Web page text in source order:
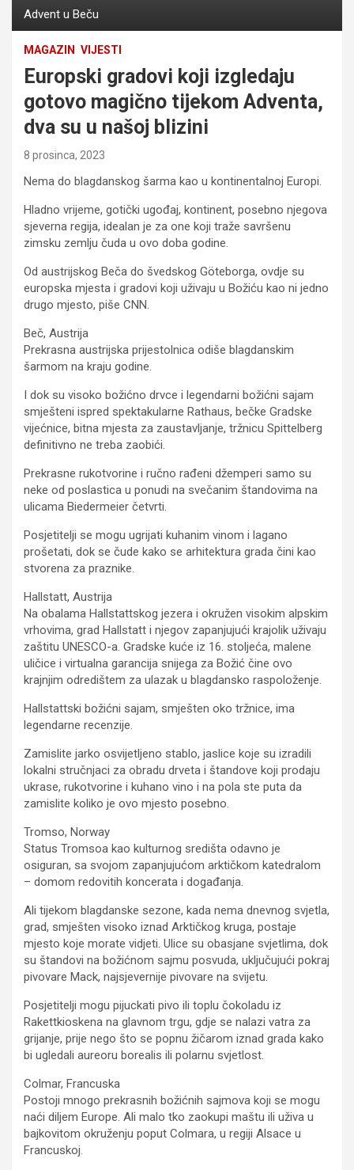
Advent u Beču
MAGAZIN VIJESTI
Europski gradovi koji izgledaju
gotovo magično tijekom Adventa,
dva su u našoj blizini
8 prosinca, 2023
Nema do blagdanskog šarma kao u kontinentalnoj Europi.
Hladno vrijeme, gotički ugođaj, kontinent, posebno njegova
sjeverna regija, idealan je za one koji traže savršenu
zimsku zemlju čuda u ovo doba godine.
Od austrijskog Beča do švedskog Göteborga, ovdje su
europska mjesta i gradovi koji uživaju u Božiću kao ni jedno
drugo mjesto, piše CNN.
Beč, Austrija
Prekrasna austrijska prijestolnica odiše blagdanskim
šarmom na kraju godine.
I dok su visoko božićno drvce i legendarni božićni sajam
smješteni ispred spektakularne Rathaus, bečke Gradske
vijećnice, bitna mjesta za zaustavljanje, tržnicu Spittelberg
definitivno ne treba zaobići.
Prekrasne rukotvorine i ručno rađeni džemperi samo su
neke od poslastica u ponudi na svečanim štandovima na
ulicama Biedermeier četvrti.
Posjetitelji se mogu ugrijati kuhanim vinom i lagano
prošetati, dok se čude kako se arhitektura grada čini kao
stvorena za praznike.
Hallstatt, Austrija
Na obalama Hallstattskog jezera i okružen visokim alpskim
vrhovima, grad Hallstatt i njegov zapanjujući krajolik uživaju
zaštitu UNESCO-a. Gradske kuće iz 16. stoljeća, malene
uličice i virtualna garancija snijega za Božić čine ovo
krajnjim odredištem za ulazak u blagdansko raspoloženje.
Hallstattski božićni sajam, smješten oko tržnice, ima
legendarne recenzije.
Zamislite jarko osvijetljeno stablo, jaslice koje su izradili
lokalni stručnjaci za obradu drveta i štandove koji prodaju
ukrase, rukotvorine i kuhano vino i na pola ste puta da
zamislite koliko je ovo mjesto posebno.
Tromso, Norway
Status Tromsoa kao kulturnog središta odavno je
osiguran, sa svojom zapanjujućom arktičkom katedralom
– domom redovitih koncerata i događanja.
Ali tijekom blagdanske sezone, kada nema dnevnog svjetla,
grad, smješten visoko iznad Arktičkog kruga, postaje
mjesto koje morate vidjeti. Ulice su obasjane svjetlima, dok
su štandovi na božićnom sajmu posvuda, uključujući pokraj
pivovare Mack, najsjevernije pivovare na svijetu.
Posjetitelji mogu pijuckati pivo ili toplu čokoladu iz
Rakettkioskena na glavnom trgu, gdje se nalazi vatra za
grijanje, prije nego što se popnu žičarom iznad grada kako
bi ugledali aureoru borealis ili polarnu svjetlost.
Colmar, Francuska
Postoji mnogo prekrasnih božićnih sajmova koji se mogu
naći diljem Europe. Ali malo tko zaokupi maštu ili uživa u
bajkovitom okruženju poput Colmara, u regiji Alsace u
Francuskoj.